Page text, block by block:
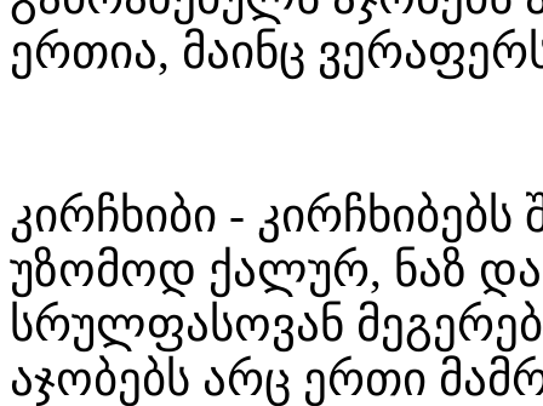
ერთია, მაინც
კირჩხიბი -
უზომოდ ქალურ, ნაზ და
სრულფასოვან
აჯობებს არც ერთი